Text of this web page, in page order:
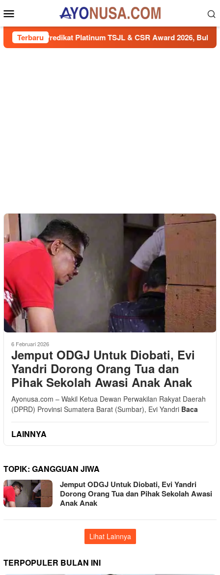
ke
kontenMobile
Terbaru
Predikat Platinum TSJL & CSR Award 2026, Bukti Nyata
6 Februari 2026
Jemput ODGJ Untuk Diobati, Evi
Yandri Dorong Orang Tua dan
Pihak Sekolah Awasi Anak Anak
Ayonusa.com – Wakil Ketua Dewan Perwakilan Rakyat Daerah
(DPRD) Provinsi Sumatera Barat (Sumbar), Evi Yandri Baca
LAINNYA
TOPIK: GANGGUAN JIWA
Jemput ODGJ Untuk Diobati, Evi Yandri
Dorong Orang Tua dan Pihak Sekolah Awasi
Anak Anak
Lihat Lainnya
TERPOPULER BULAN INI